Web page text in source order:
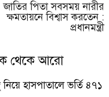
জাতির পিতা সবসময় নারীর
ক্ষমতায়নে বিশ্বাস করতেন :
প্রধানমন্ত্রী
থেকে আরো
নিয়ে হাসপাতালে ভর্তি ৪৭১